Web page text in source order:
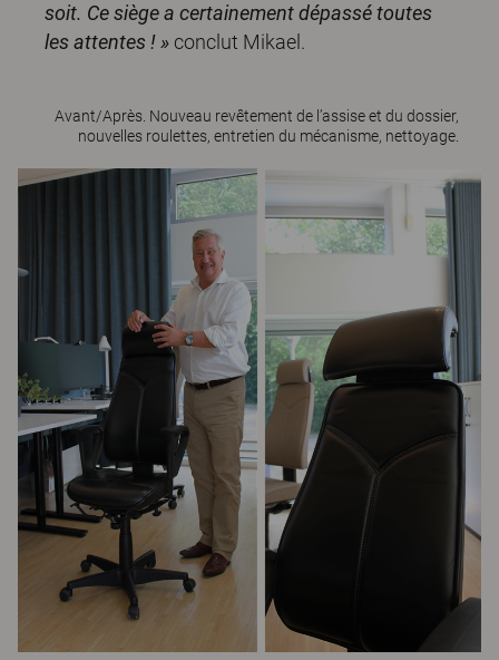
soit. Ce siège a certainement dépassé toutes
les attentes ! » conclut Mikael.
Avant/Après. Nouveau revêtement de l’assise et du dossier,
nouvelles roulettes, entretien du mécanisme, nettoyage.